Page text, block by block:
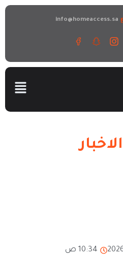
info@homeaccess.sa
10:34 ص